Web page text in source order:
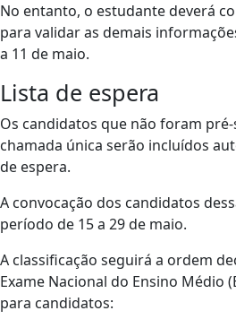
No entanto, o estudante deverá
para validar as demais
a 11 de maio.
Lista de espera
Os candidatos que não foram
chamada única serão incluídos
de espera.
A convocação dos candidatos
período de 15 a 29 de maio.
A classificação seguirá a ordem
Exame Nacional do Ensino Médio
para candidatos: